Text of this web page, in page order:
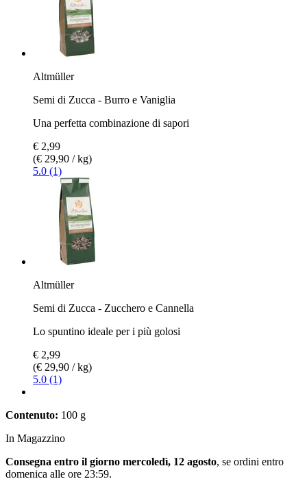
Altmüller
Semi di Zucca - Burro e Vaniglia
Una perfetta combinazione di sapori
€ 2,99
(€ 29,90 / kg)
5.0 (1)
Altmüller
Semi di Zucca - Zucchero e Cannella
Lo spuntino ideale per i più golosi
€ 2,99
(€ 29,90 / kg)
5.0 (1)
Contenuto: 100 g
In Magazzino
Consegna entro il giorno mercoledì, 12 agosto, se ordini entro
domenica alle ore 23:59.